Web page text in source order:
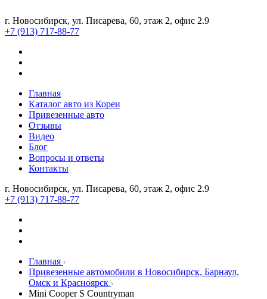
г. Новосибирск, ул. Писарева, 60, этаж 2, офис 2.9
+7 (913) 717-88-77
Главная
Каталог авто из Кореи
Привезенные авто
Отзывы
Видео
Блог
Вопросы и ответы
Контакты
г. Новосибирск, ул. Писарева, 60, этаж 2, офис 2.9
+7 (913) 717-88-77
Главная
Привезенные автомобили в Новосибирск, Барнаул,
Омск и Красноярск
Mini Cooper S Countryman